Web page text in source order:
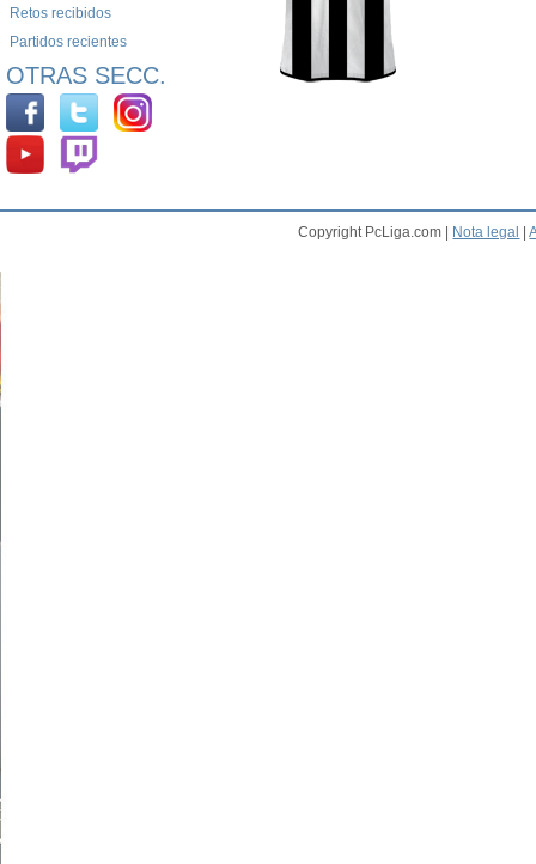
Retos recibidos
Partidos recientes
OTRAS SECC.
Copyright PcLiga.com | Nota legal |